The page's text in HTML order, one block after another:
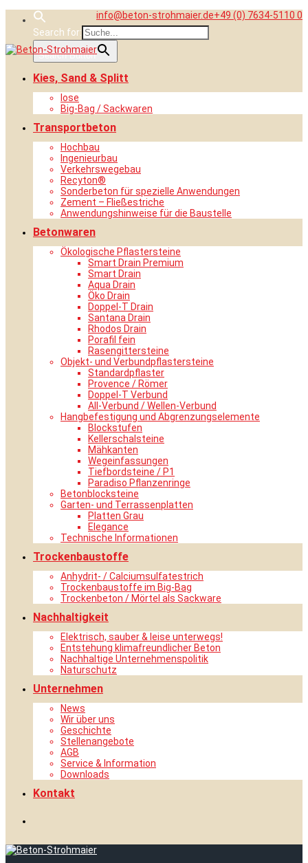
content
+49 (0) 7634-5110 0
info@beton-strohmaier.de
Search for:
Search Button
Kies, Sand & Splitt
lose
Big-Bag / Sackwaren
Transportbeton
Hochbau
Ingenieurbau
Verkehrswegebau
Recyton®
Sonderbeton für spezielle Anwendungen
Zement – Fließestriche
Anwendungshinweise für die Baustelle
Betonwaren
Ökologische Pflastersteine
Smart Drain Premium
Smart Drain
Aqua Drain
Öko Drain
Doppel-T Drain
Santana Drain
Rhodos Drain
Porafil fein
Rasengittersteine
Objekt- und Verbundpflastersteine
Standardpflaster
Provence / Römer
Doppel-T Verbund
All-Verbund / Wellen-Verbund
Hangbefestigung und Abgrenzungselemente
Blockstufen
Kellerschalsteine
Mähkanten
Wegeinfassungen
Tiefbordsteine / P1
Paradiso Pflanzenringe
Betonblocksteine
Garten- und Terrassenplatten
Platten Grau
Elegance
Technische Informationen
Trockenbaustoffe
Anhydrit- / Calciumsulfatestrich
Trockenbaustoffe im Big-Bag
Trockenbeton / Mörtel als Sackware
Nachhaltigkeit
Elektrisch, sauber & leise unterwegs!
Entstehung klimafreundlicher Beton
Nachhaltige Unternehmenspolitik
Naturschutz
Unternehmen
News
Wir über uns
Geschichte
Stellenangebote
AGB
Service & Information
Downloads
Kontakt